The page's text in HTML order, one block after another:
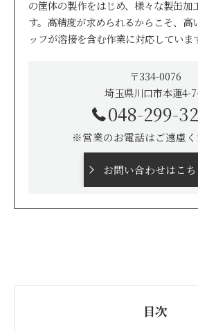
の筐体の製作をはじめ、様々な製缶加
す。高精度が求められるからこそ、高
ッフが溶接を含む作業に対応していま
〒334-0076
埼玉県川口市本蓮4-
048-299-
※営業のお電話はご遠慮く
お問い合わせはこち
目次